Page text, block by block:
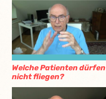
Welche Patienten dürfen
nicht fliegen?